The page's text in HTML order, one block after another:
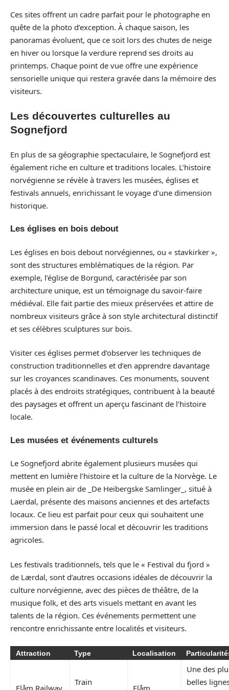
Ces sites offrent un cadre parfait pour le photographe en
quête de la photo d’exception. À chaque saison, les
panoramas évoluent, que ce soit lors des chutes de neige
en hiver ou lorsque la verdure reprend ses droits au
printemps. Chaque point de vue offre une expérience
sensorielle unique qui restera gravée dans la mémoire des
visiteurs.
Les découvertes culturelles au
Sognefjord
En plus de sa géographie spectaculaire, le Sognefjord est
également riche en culture et traditions locales. L’histoire
norvégienne se révèle à travers les musées, églises et
festivals annuels, enrichissant le voyage d’une dimension
historique.
Les églises en bois debout
Les églises en bois debout norvégiennes, ou « stavkirker »,
sont des structures emblématiques de la région. Par
exemple, l’église de Borgund, caractérisée par son
architecture unique, est un témoignage du savoir-faire
médiéval. Elle fait partie des mieux préservées et attire de
nombreux visiteurs grâce à son style architectural distinctif
et ses célèbres sculptures sur bois.
Visiter ces églises permet d’observer les techniques de
construction traditionnelles et d’en apprendre davantage
sur les croyances scandinaves. Ces monuments, souvent
placés à des endroits stratégiques, contribuent à la beauté
des paysages et offrent un aperçu fascinant de l’histoire
locale.
Les musées et événements culturels
Le Sognefjord abrite également plusieurs musées qui
mettent en lumière l’histoire et la culture de la Norvège. Le
musée en plein air de _De Heibergske Samlinger_, situé à
Laerdal, présente des maisons anciennes et des artefacts
locaux. Ce lieu est parfait pour ceux qui souhaitent une
immersion dans le passé local et découvrir les traditions
agricoles.
Les festivals traditionnels, tels que le « Festival du fjord »
de Lærdal, sont d’autres occasions idéales de découvrir la
culture norvégienne, avec des pièces de théâtre, de la
musique folk, et des arts visuels mettant en avant les
talents de la région. Ces événements permettent une
rencontre enrichissante entre localités et visiteurs.
Attraction Type Localisation
Flåm Railway
Train
Flåm
Une des
belles